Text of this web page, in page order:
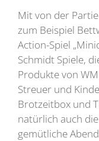
Mit von der
zum Beispiel
Action-Spiel
Schmidt Spiele,
Produkte von
Streuer und
Brotzeitbox und
natürlich auch
gemütliche